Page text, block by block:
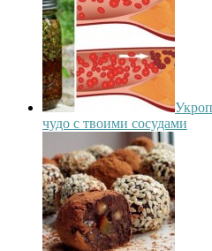
чудо с твоими сосудами